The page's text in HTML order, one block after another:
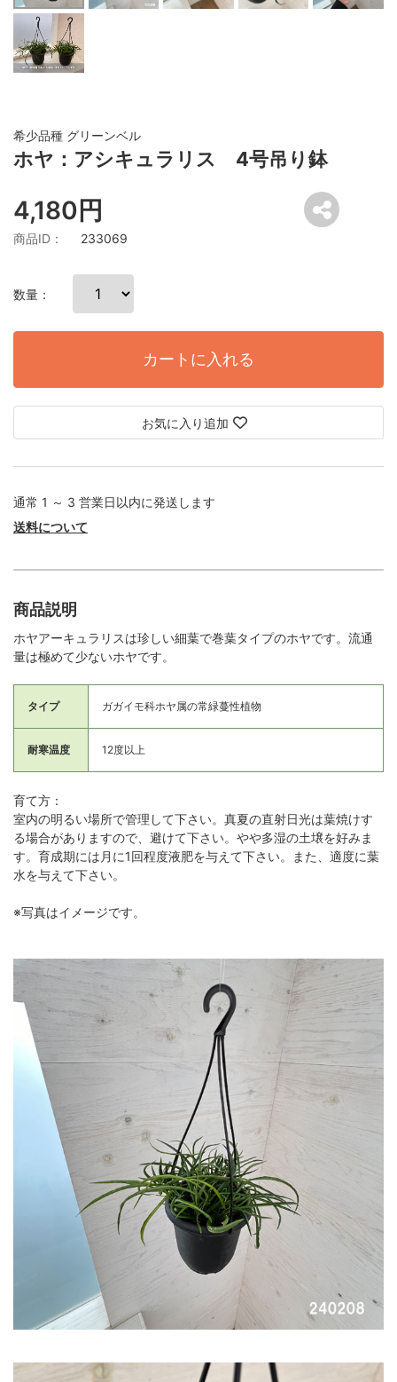
希少品種 グリーンベル
ホヤ：アシキュラリス 4号吊り鉢
4,180円
商品ID： 233069
数量：
カートに入れる
お気に入り追加
通常 1 ～ 3 営業日以内に発送します
送料について
商品説明
ホヤアーキュラリスは珍しい細葉で巻葉タイプのホヤです。流通
量は極めて少ないホヤです。
タイプ ガガイモ科ホヤ属の常緑蔓性植物
耐寒温度 12度以上
育て方：
室内の明るい場所で管理して下さい。真夏の直射日光は葉焼けす
る場合がありますので、避けて下さい。やや多湿の土壌を好みま
す。育成期には月に1回程度液肥を与えて下さい。また、適度に葉
水を与えて下さい。
※写真はイメージです。